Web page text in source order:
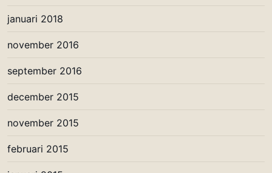
januari 2018
november 2016
september 2016
december 2015
november 2015
februari 2015